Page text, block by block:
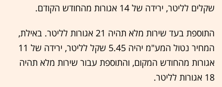
שקלים לליטר, ירידה של 14 אגורות מהחודש הקודם.
התוספת בעד שירות מלא תהיה 21 אגורות לליטר. באילת,
המחיר נטול המע"מ יהיה 5.45 שקל לליטר, ירידה של 11
אגורות מהחודש המקום, והתוספת עבור שירות מלא תהיה
18 אגורות לליטר.